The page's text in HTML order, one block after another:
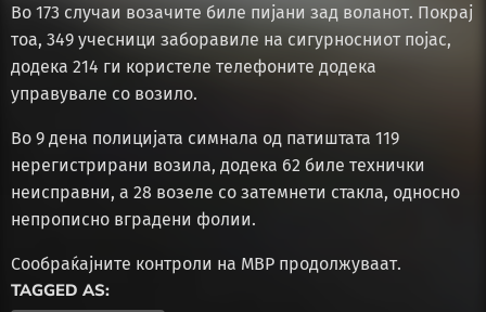
Во 173 случаи возачите биле пијани зад воланот. Покрај
тоа, 349 учесници заборавиле на сигурносниот појас,
додека 214 ги користеле телефоните додека
управувале со возило.
Во 9 дена полицијата симнала од патиштата 119
нерегистрирани возила, додека 62 биле технички
неисправни, а 28 возеле со затемнети стакла, односно
непрописно вградени фолии.
Сообраќајните контроли на МВР продолжуваат.
TAGGED AS: